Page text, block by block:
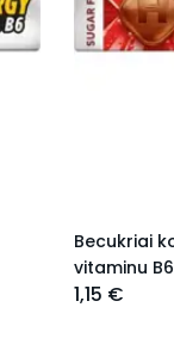
Becukriai
vitaminu
32 g
1,15 €